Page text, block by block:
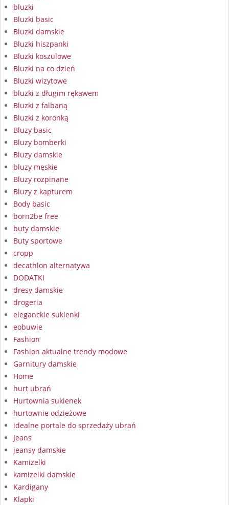
bluzki
Bluzki basic
Bluzki damskie
Bluzki hiszpanki
Bluzki koszulowe
Bluzki na co dzień
Bluzki wizytowe
bluzki z długim rękawem
Bluzki z falbaną
Bluzki z koronką
Bluzy basic
Bluzy bomberki
Bluzy damskie
bluzy męskie
Bluzy rozpinane
Bluzy z kapturem
Body basic
born2be free
buty damskie
Buty sportowe
cropp
decathlon alternatywa
DODATKI
dresy damskie
drogeria
eleganckie sukienki
eobuwie
Fashion
Fashion aktualne trendy modowe
Garnitury damskie
Home
hurt ubrań
Hurtownia sukienek
hurtownie odzieżowe
idealne portale do sprzedaży ubrań
Jeans
jeansy damskie
Kamizelki
kamizelki damskie
Kardigany
Klapki